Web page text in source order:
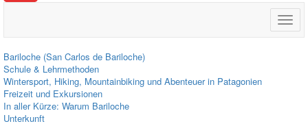
Bariloche (San Carlos de Bariloche)
Schule & Lehrmethoden
Wintersport, Hiking, Mountainbiking und Abenteuer in Patagonien
Freizeit und Exkursionen
In aller Kürze: Warum Bariloche
Unterkunft